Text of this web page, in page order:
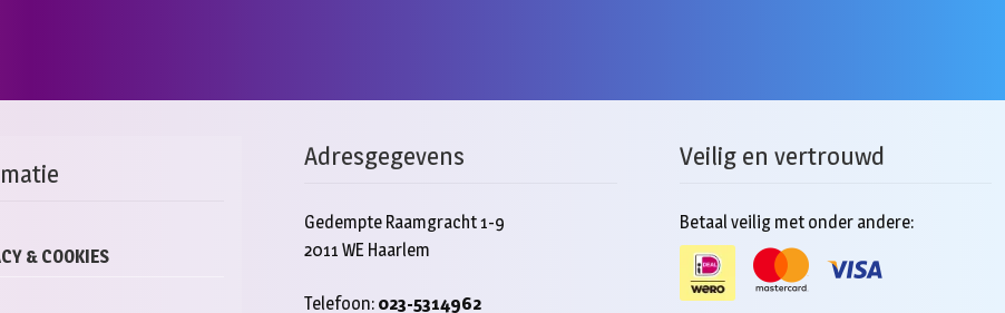
& COOKIES
Adresgegevens
Gedempte Raamgracht 1-9
2011 WE Haarlem
Telefoon: 023-5314962
Veilig en vertrouwd
Betaal veilig met onder andere: